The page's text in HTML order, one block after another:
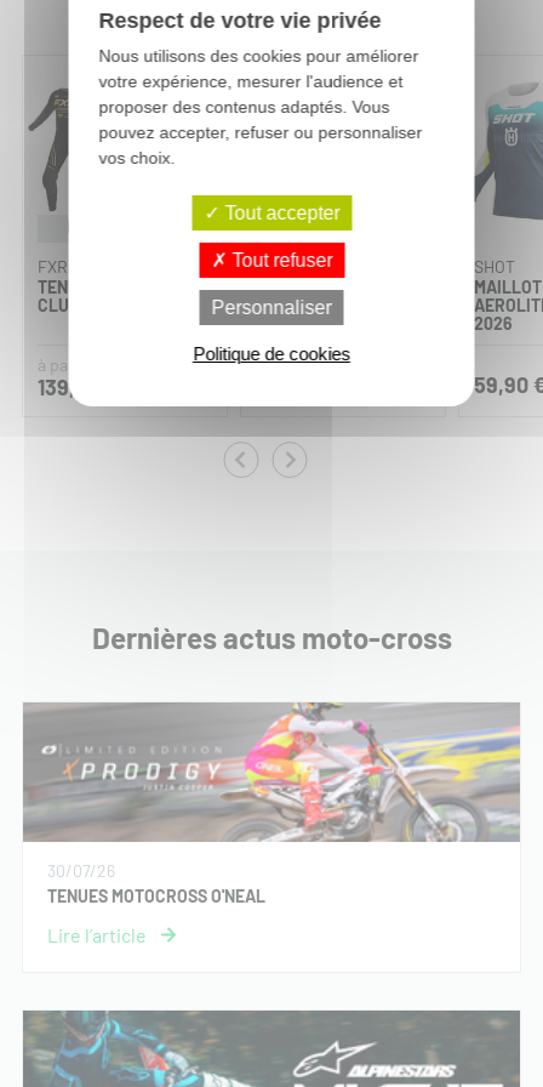
-10%
FXR
TENUE MOTOCROSS
CLUTCH
à partir de
139,32 €
-10%
FXR
PANTALON CROSS
CLUTCH
109,90 €
SHOT
2026
59,90
Dernières actus moto-cross
30/07/26
TENUES MOTOCROSS O'NEAL
Respect de votre vie privée
Nous utilisons des cookies pour améliorer
votre expérience, mesurer l'audience et
proposer des contenus adaptés. Vous
pouvez accepter, refuser ou personnaliser
vos choix.
Tout accepter
Tout refuser
Personnaliser
Politique de cookies